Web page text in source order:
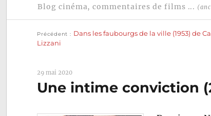
Blog cinéma, commentaires de films ...
Navigation
de
Précédent
Dans les faubourgs de la ville (1953) de
Lizzani
29 mai 2020
Une intime conviction